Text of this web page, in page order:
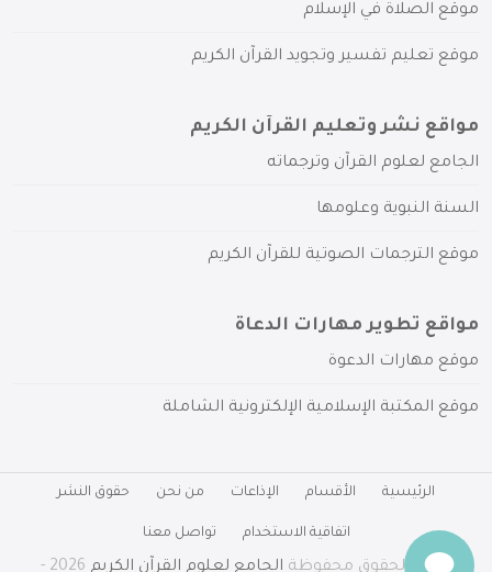
موقع الصلاة في الإسلام
موقع تعليم تفسير وتجويد القرآن الكريم
مواقع نشر وتعليم القرآن الكريم
الجامع لعلوم القرآن وترجماته
السنة النبوية وعلومها
موقع الترجمات الصوتية للقرآن الكريم
مواقع تطوير مهارات الدعاة
موقع مهارات الدعوة
موقع المكتبة الإسلامية الإلكترونية الشاملة
الرئيسية الأقسام الإذاعات من نحن حقوق النشر
اتفاقية الاستخدام تواصل معنا
جميع الحقوق محفوظة الجامع لعلوم القرآن الكريم 2026 -